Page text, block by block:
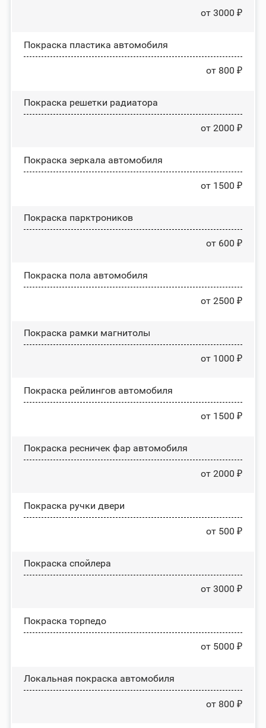
от 3000 ₽
Покраска пластика автомобиля
от 800 ₽
Покраска решетки радиатора
от 2000 ₽
Покраска зеркала автомобиля
от 1500 ₽
Покраска парктроников
от 600 ₽
Покраска пола автомобиля
от 2500 ₽
Покраска рамки магнитолы
от 1000 ₽
Покраска рейлингов автомобиля
от 1500 ₽
Покраска ресничек фар автомобиля
от 2000 ₽
Покраска ручки двери
от 500 ₽
Покраска спойлера
от 3000 ₽
Покраска торпедо
от 5000 ₽
Локальная покраска автомобиля
от 800 ₽